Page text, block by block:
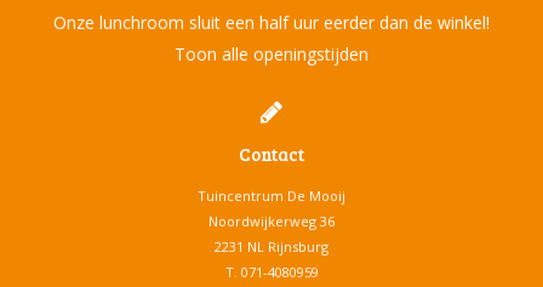
Onze lunchroom sluit een half uur eerder dan de winkel!
Toon alle openingstijden
Contact
Tuincentrum De Mooij
Noordwijkerweg 36
2231 NL Rijnsburg
T. 071-4080959